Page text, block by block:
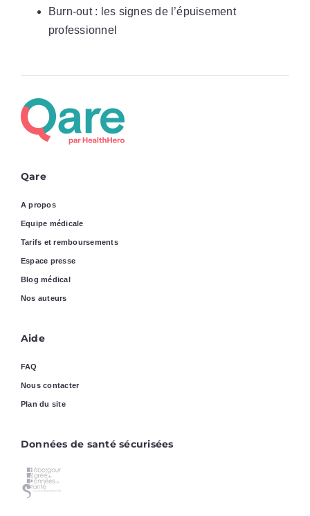
Burn-out : les signes de l’épuisement
professionnel
Qare
A propos
Equipe médicale
Tarifs et remboursements
Espace presse
Blog médical
Nos auteurs
Aide
FAQ
Nous contacter
Plan du site
Données de santé sécurisées